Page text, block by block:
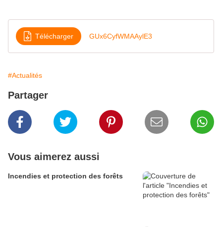
Télécharger GUx6CyfWMAAylE3
#Actualités
Partager
Vous aimerez aussi
Incendies et protection des forêts